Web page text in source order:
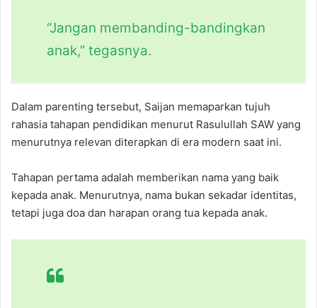
“Jangan membanding-bandingkan
anak,” tegasnya.
Dalam parenting tersebut, Saijan memaparkan tujuh
rahasia tahapan pendidikan menurut Rasulullah SAW yang
menurutnya relevan diterapkan di era modern saat ini.
Tahapan pertama adalah memberikan nama yang baik
kepada anak. Menurutnya, nama bukan sekadar identitas,
tetapi juga doa dan harapan orang tua kepada anak.